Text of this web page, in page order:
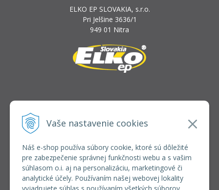
Vaše nastavenie cookies
Náš e-shop používa súbory cookie, ktoré sú dôležité
pre zabezpečenie správnej funkčnosti webu a s vašim
súhlasom o.i. aj na personalizáciu, marketingové či
analytické účely. Používaním našej webovej lokality
ELKO EP SLOVAKIA, s.r.o.
Pri Jelšine 3636/1
949 01 Nitra
INFOLINKA
+421 37 6586 731
VŠETKO O NÁKUPE
REGISTRÁCIA VEĽKOOBCHOD
Formulár na odsúpenie od zmluvy